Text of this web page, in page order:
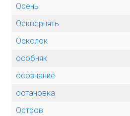
Осень
Осквернять
Осколок
особняк
осознание
остановка
Остров